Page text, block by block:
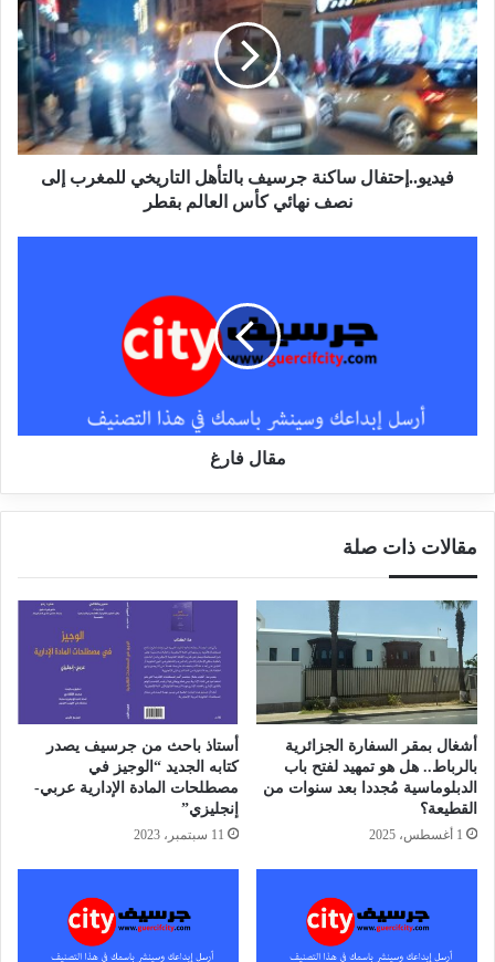
ل
و
ي
ب
و
ك
ب
فيديو..إحتفال ساكنة جرسيف بالتأهل التاريخي للمغرب إلى
نصف نهائي كأس العالم بقطر
مقال فارغ
مقالات ذات صلة
أشغال بمقر السفارة الجزائرية
بالرباط.. هل هو تمهيد لفتح باب
الدبلوماسية مُجددا بعد سنوات من
القطيعة؟
1 أغسطس، 2025
أستاذ باحث من جرسيف يصدر
كتابه الجديد “الوجيز في
مصطلحات المادة الإدارية عربي-
إنجليزي”
11 سبتمبر، 2023